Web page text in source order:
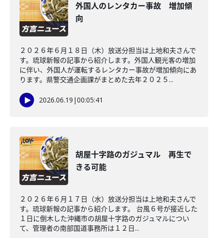
外国人のレンタカー事故 増加傾
向
２０２６年６月１８日（木）放送分担当は上地和夫さんで
す。琉球新報の記事から紹介します。外国人観光客の増加
に伴い、外国人が運転するレンタカー事故が増加傾向にあ
ります。県警交通企画課がまとめた去年２０２５...
2026.06.19 |00:05:41
胡屋十字路のガジュマル 再生で
きる可能
２０２６年６月１７日（水）放送分担当は上地和夫さんで
す。琉球新報の記事から紹介します。 台風６号が接近した
１日に倒木した沖縄市の胡屋十字路のガジュマルについ
て、管理者の南部国道事務所は１２日...